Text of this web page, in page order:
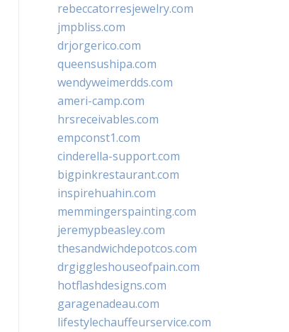
rebeccatorresjewelry.com
jmpbliss.com
drjorgerico.com
queensushipa.com
wendyweimerdds.com
ameri-camp.com
hrsreceivables.com
empconst1.com
cinderella-support.com
bigpinkrestaurant.com
inspirehuahin.com
memmingerspainting.com
jeremypbeasley.com
thesandwichdepotcos.com
drgiggleshouseofpain.com
hotflashdesigns.com
garagenadeau.com
lifestylechauffeurservice.com